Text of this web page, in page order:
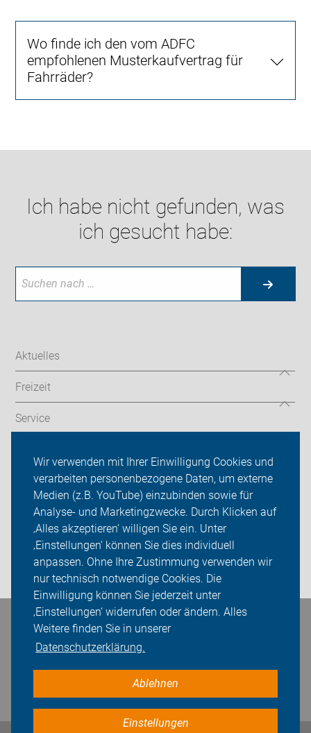
Wir verwenden mit Ihrer Einwilligung Cookies und
verarbeiten personenbezogene Daten, um externe
Medien (z.B. YouTube) einzubinden sowie für
Analyse- und Marketingzwecke. Durch Klicken auf
‚Alles akzeptieren‘ willigen Sie ein. Unter
‚Einstellungen‘ können Sie dies individuell
anpassen. Ohne Ihre Zustimmung verwenden wir
nur technisch notwendige Cookies. Die
Einwilligung können Sie jederzeit unter
‚Einstellungen‘ widerrufen oder ändern. Alles
Weitere finden Sie in unserer
Datenschutzerklärung.
Ablehnen
Einstellungen
Wo finde ich den vom ADFC
empfohlenen Musterkaufvertrag für
Fahrräder?
Ich habe nicht gefunden, was
ich gesucht habe:
Aktuelles
Freizeit
Service
ADFC Sachsen
Sei dabei
Presse
Login
Bleiben Sie in Kontakt